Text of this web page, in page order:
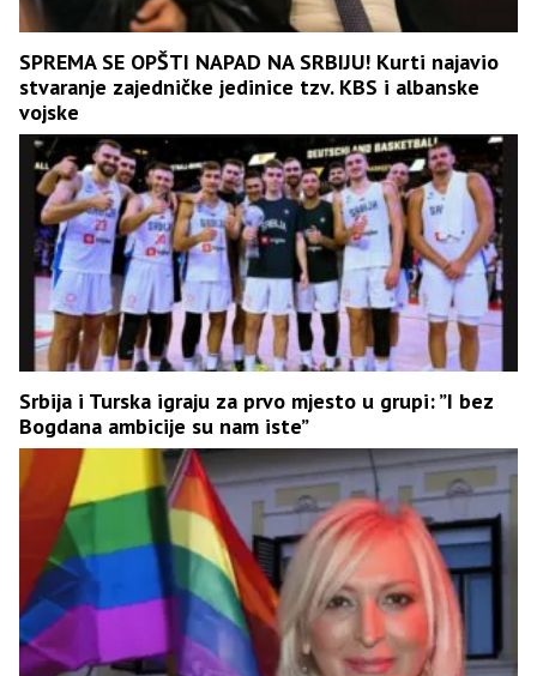
SPREMA SE OPŠTI NAPAD NA SRBIJU! Kurti najavio
stvaranje zajedničke jedinice tzv. KBS i albanske
vojske
Srbija i Turska igraju za prvo mjesto u grupi: ”I bez
Bogdana ambicije su nam iste”